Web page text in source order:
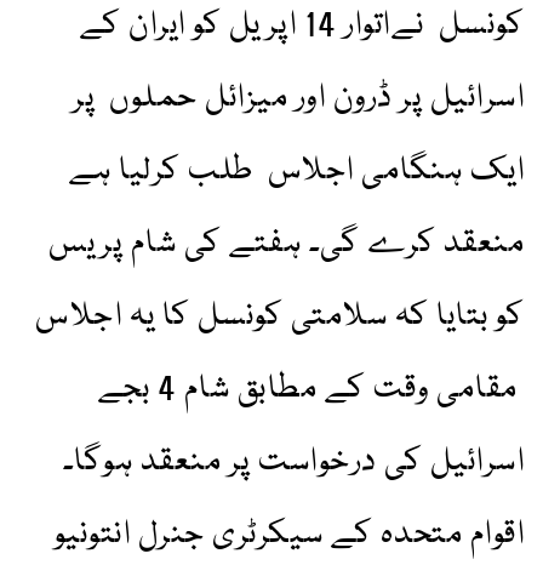
کونسل نےاتوار 14 اپریل کو ایران کے
اسرائیل پر ڈرون اور میزائل حملوں پر
ایک ہنگامی اجلاس طلب کرلیا ہے
منعقد کرے گی۔ ہفتے کی شام پریس
کو بتایا کہ سلامتی کونسل کا یہ اجلاس
مقامی وقت کے مطابق شام 4 بجے
اسرائیل کی درخواست پر منعقد ہوگا۔
اقوام متحدہ کے سیکرٹری جنرل انتونیو